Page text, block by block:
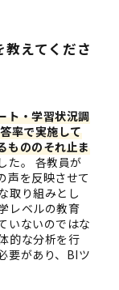
えてくださ
ト・学習状況調
率で実施して
もののそれ止ま
た。 各教員が
声を反映させて
取り組みとし
レベルの教育
いないのではな
的な分析を行
要があり、BIツ